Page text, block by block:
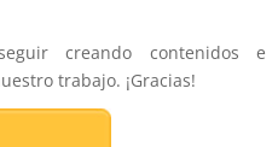
creando contenidos e
trabajo. ¡Gracias!